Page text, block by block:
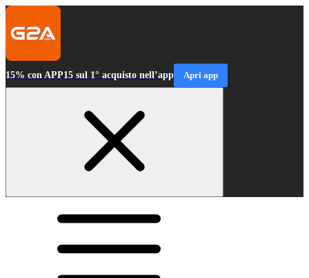
15% con APP15 sul 1° acquisto nell’app Apri app